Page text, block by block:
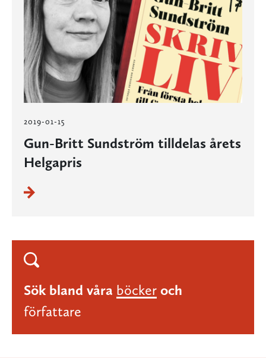
2019-01-15
Gun-Britt Sundström tilldelas årets
Helgapris
Sök bland våra böcker och
författare